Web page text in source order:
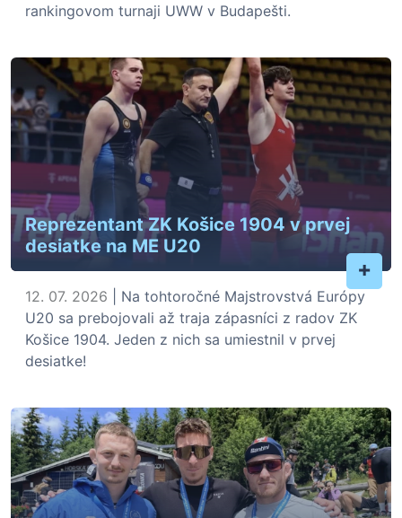
rankingovom turnaji UWW v Budapešti.
Reprezentant ZK Košice 1904 v prvej
desiatke na ME U20
+
12. 07. 2026 | Na tohtoročné Majstrovstvá Európy
U20 sa prebojovali až traja zápasníci z radov ZK
Košice 1904. Jeden z nich sa umiestnil v prvej
desiatke!